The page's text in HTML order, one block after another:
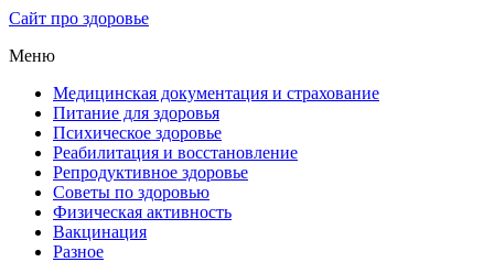
Сайт про здоровье
Меню
Медицинская документация и страхование
Питание для здоровья
Психическое здоровье
Реабилитация и восстановление
Репродуктивное здоровье
Советы по здоровью
Физическая активность
Вакцинация
Разное